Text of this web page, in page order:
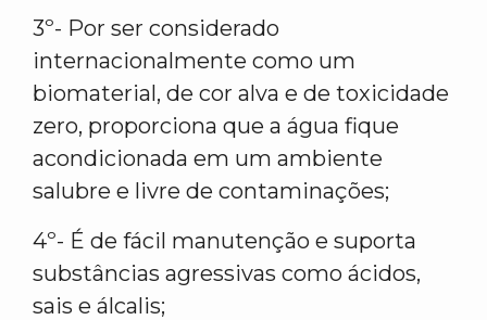
3º- Por ser considerado
internacionalmente como um
biomaterial, de cor alva e de toxicidade
zero, proporciona que a água fique
acondicionada em um ambiente
salubre e livre de contaminações;
4º- É de fácil manutenção e suporta
substâncias agressivas como ácidos,
sais e álcalis;